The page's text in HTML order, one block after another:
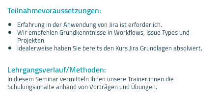
Teilnahmevoraussetzungen:
Erfahrung in der Anwendung von Jira ist erforderlich.
Wir empfehlen Grundkenntnisse in Workflows, Issue Types und
Projekten.
Idealerweise haben Sie bereits den Kurs Jira Grundlagen absolviert.
Lehrgangsverlauf/Methoden:
In diesem Seminar vermitteln Ihnen unsere Trainer:innen die
Schulungsinhalte anhand von Vorträgen und Übungen.